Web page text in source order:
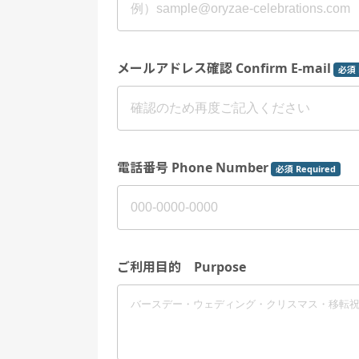
メールアドレス確認 Confirm E-mail 必須
電話番号 Phone Number 必須 Required
ご利用目的 Purpose